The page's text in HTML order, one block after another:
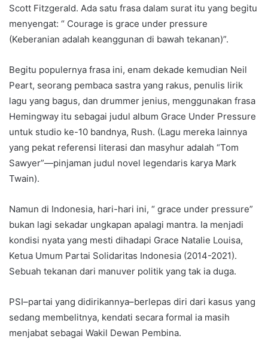
Scott Fitzgerald. Ada satu frasa dalam surat itu yang begitu
menyengat: “ Courage is grace under pressure
(Keberanian adalah keanggunan di bawah tekanan)”.
Begitu populernya frasa ini, enam dekade kemudian Neil
Peart, seorang pembaca sastra yang rakus, penulis lirik
lagu yang bagus, dan drummer jenius, menggunakan frasa
Hemingway itu sebagai judul album Grace Under Pressure
untuk studio ke-10 bandnya, Rush. (Lagu mereka lainnya
yang pekat referensi literasi dan masyhur adalah “Tom
Sawyer”—pinjaman judul novel legendaris karya Mark
Twain).
Namun di Indonesia, hari-hari ini, “ grace under pressure”
bukan lagi sekadar ungkapan apalagi mantra. Ia menjadi
kondisi nyata yang mesti dihadapi Grace Natalie Louisa,
Ketua Umum Partai Solidaritas Indonesia (2014-2021).
Sebuah tekanan dari manuver politik yang tak ia duga.
PSI–partai yang didirikannya–berlepas diri dari kasus yang
sedang membelitnya, kendati secara formal ia masih
menjabat sebagai Wakil Dewan Pembina.